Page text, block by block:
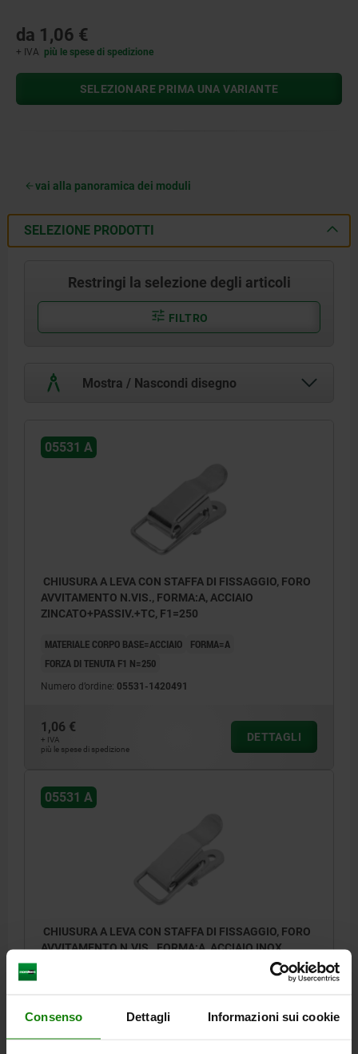
Consenso Dettagli Informazioni sui cookie
da 1,06 €
+ IVA più le spese di spedizione
SELEZIONARE PRIMA UNA VARIANTE
vai alla panoramica dei moduli
SELEZIONE PRODOTTI
Restringi la selezione degli articoli
FILTRO
Mostra / Nascondi disegno
05531 A
CHIUSURA A LEVA CON STAFFA DI FISSAGGIO, FORO
AVVITAMENTO N.VIS., FORMA:A, ACCIAIO
ZINCATO+PASSIV.+TC, F1=250
MATERIALE CORPO BASE=ACCIAIO
FORMA=A
FORZA DI TENUTA F1 N=250
Numero d’ordine: 05531-1420491
1,06 €
+ IVA
più le spese di spedizione
DETTAGLI
05531 A
CHIUSURA A LEVA CON STAFFA DI FISSAGGIO, FORO
AVVITAMENTO N.VIS., FORMA:A, ACCIAIO INOX
FORZA DI TENUTA F1 N=250
Numero d’ordine: